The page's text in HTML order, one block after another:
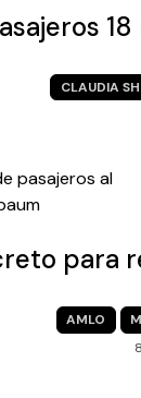
CLAUDIA
pasajeros al
para
AMLO